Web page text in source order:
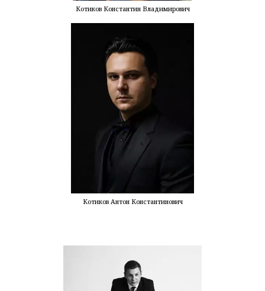
Котиков Константин Владимирович
Котиков Антон Константинович